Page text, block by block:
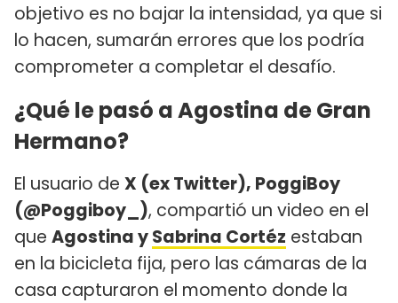
objetivo es no bajar la intensidad, ya que si
lo hacen, sumarán errores que los podría
comprometer a completar el desafío.
¿Qué le pasó a Agostina de Gran
Hermano?
El usuario de X (ex Twitter), PoggiBoy
(@Poggiboy_), compartió un video en el
que Agostina ySabrina Cortéz estaban
en la bicicleta fija, pero las cámaras de la
casa capturaron el momento donde la